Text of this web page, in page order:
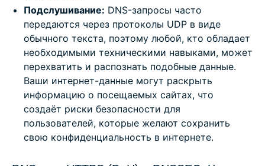
Подслушивание: DNS-запросы часто
передаются через протоколы UDP в виде
обычного текста, поэтому любой, кто обладает
необходимыми техническими навыками, может
перехватить и распознать подобные данные.
Ваши интернет-данные могут раскрыть
информацию о посещаемых сайтах, что
создаёт риски безопасности для
пользователей, которые желают сохранить
свою конфиденциальность в интернете.